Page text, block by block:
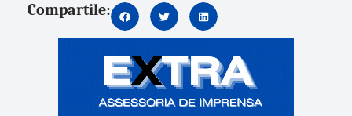
Compartile: